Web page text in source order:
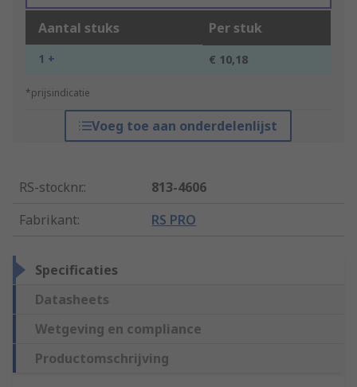
Aantal stuks Per stuk
1 + € 10,18
*prijsindicatie
Voeg toe aan onderdelenlijst
RS-stocknr.:
813-4606
Fabrikant: RS PRO
Specificaties
Datasheets
Wetgeving en compliance
Productomschrijving